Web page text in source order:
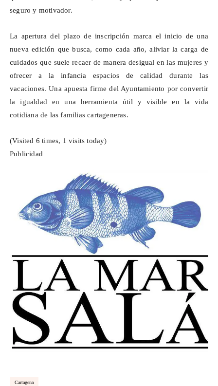
seguro y motivador.
La apertura del plazo de inscripción marca el inicio de una
nueva edición que busca, como cada año, aliviar la carga de
cuidados que suele recaer de manera desigual en las mujeres y
ofrecer a la infancia espacios de calidad durante las
vacaciones. Una apuesta firme del Ayuntamiento por convertir
la igualdad en una herramienta útil y visible en la vida
cotidiana de las familias cartageneras.
(Visited 6 times, 1 visits today)
Publicidad
Cartagena